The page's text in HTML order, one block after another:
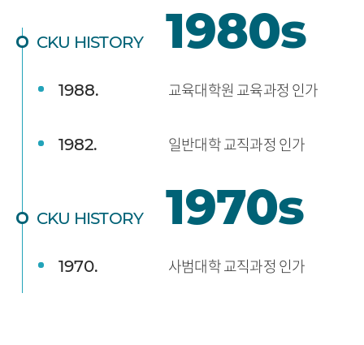
CKU HISTORY 1980s
1988. 교육대학원 교육과정 인가
1982. 일반대학 교직과정 인가
CKU HISTORY 1970s
1970. 사범대학 교직과정 인가